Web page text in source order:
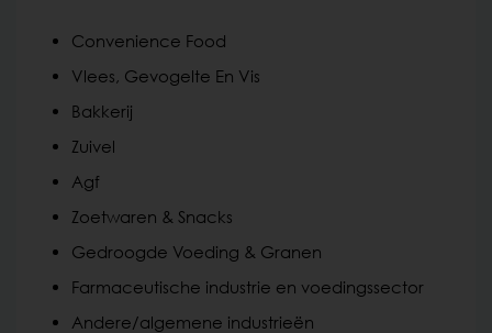
Convenience Food
Vlees, Gevogelte En Vis
Bakkerij
Zuivel
Agf
Zoetwaren & Snacks
Gedroogde Voeding & Granen
Farmaceutische industrie en voedingssector
Andere/algemene industrieën